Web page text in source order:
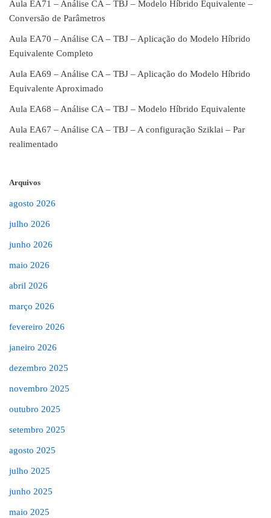
Aula EA71 – Análise CA – TBJ – Modelo Híbrido Equivalente –
Conversão de Parâmetros
Aula EA70 – Análise CA – TBJ – Aplicação do Modelo Híbrido
Equivalente Completo
Aula EA69 – Análise CA – TBJ – Aplicação do Modelo Híbrido
Equivalente Aproximado
Aula EA68 – Análise CA – TBJ – Modelo Híbrido Equivalente
Aula EA67 – Análise CA – TBJ – A configuração Sziklai – Par
realimentado
Arquivos
agosto 2026
julho 2026
junho 2026
maio 2026
abril 2026
março 2026
fevereiro 2026
janeiro 2026
dezembro 2025
novembro 2025
outubro 2025
setembro 2025
agosto 2025
julho 2025
junho 2025
maio 2025